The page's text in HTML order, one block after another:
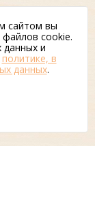
вы
сайтом вы
файлов cookie.
данных и
политике, в
данных.